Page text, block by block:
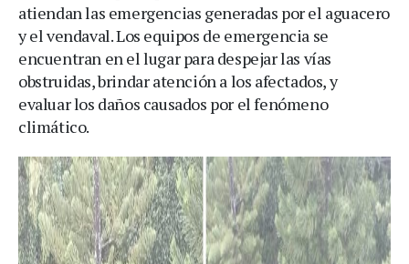
atiendan las emergencias generadas por el aguacero
y el vendaval. Los equipos de emergencia se
encuentran en el lugar para despejar las vías
obstruidas, brindar atención a los afectados, y
evaluar los daños causados por el fenómeno
climático.